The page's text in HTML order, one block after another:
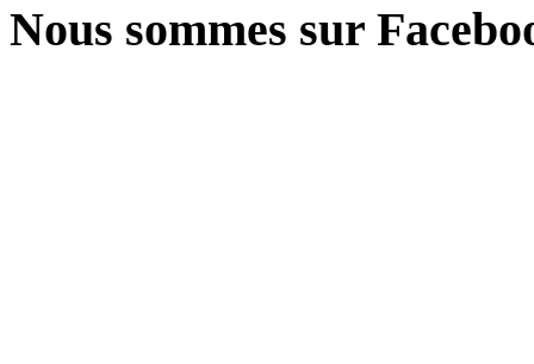
Nous sommes sur